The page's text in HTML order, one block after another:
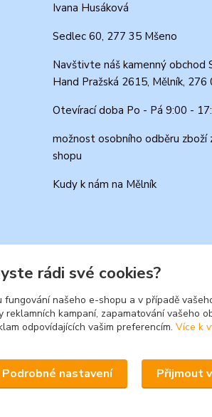
Ivana Husáková
Sedlec 60, 277 35 Mšeno
Navštivte náš kamenný obchod
Hand Pražská 2615, Mělník, 276
Otevírací doba Po - Pá 9:00 -
možnost osobního odběru zboží
shopu
Kudy k nám na Mělník
rádi své cookies?
fungování našeho e-shopu a v případě
kampaní, zapamatování vašeho
odpovídajících vašim preferencím. Více k
Podrobné nastavení Přijmout